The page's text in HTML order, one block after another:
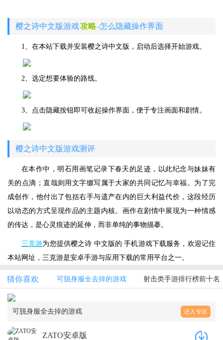
樱之诗中文版游戏攻略-怎么隐藏操作界面
1、在本站下载并安装樱之诗中文版，启动后选择开始游戏。
2、选定想要体验的路线。
3、点击隐藏按钮即可收起操作界面，便于专注画面和剧情。
樱之诗中文版游戏测评
在本作中，明石用画笔记录下春天的足迹，以此纪念与妹妹有
关的点滴；直哉则用文字缀写属于大家的共同记忆与幸福。为了完
成创作，他付出了包括右手与遗产在内的巨大利益代价，这段经历
以动态的方式呈现作品的主题内核。画作在剧情中展现为一种情感
的传达，是心灵痕迹的延伸，而非单纯的事物描摹。
三克游为您提供樱之诗 中文版的 手机游戏下载服务，欢迎记住
本站网址，三克游是安卓手游与应用下载的常用平台之一。
猜你喜欢 可脱身服全去掉的游戏 射击类手游排行榜前十名
可脱身服全去掉的游戏 进入专区
ZATO安卓版